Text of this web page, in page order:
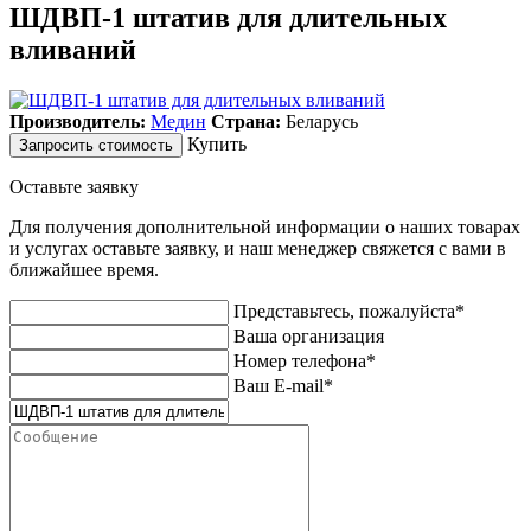
ШДВП-1 штатив для длительных
вливаний
Производитель: Медин Страна: Беларусь
Запросить стоимость Купить
Оставьте заявку
Для получения дополнительной информации о наших товарах
и услугах оставьте заявку, и наш менеджер свяжется с вами в
ближайшее время.
Представьтесь, пожалуйста*
Ваша организация
Номер телефона*
Ваш E-mail*